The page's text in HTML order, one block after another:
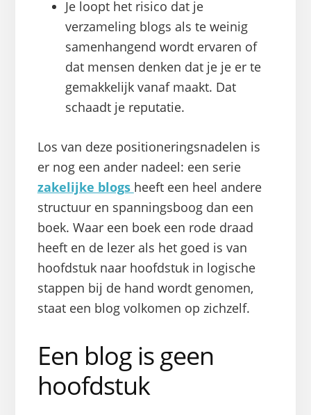
Je loopt het risico dat je
verzameling blogs als te weinig
samenhangend wordt ervaren of
dat mensen denken dat je je er te
gemakkelijk vanaf maakt. Dat
schaadt je reputatie.
Los van deze positioneringsnadelen is
er nog een ander nadeel: een serie
zakelijke blogs heeft een heel andere
structuur en spanningsboog dan een
boek. Waar een boek een rode draad
heeft en de lezer als het goed is van
hoofdstuk naar hoofdstuk in logische
stappen bij de hand wordt genomen,
staat een blog volkomen op zichzelf.
Een blog is geen
hoofdstuk